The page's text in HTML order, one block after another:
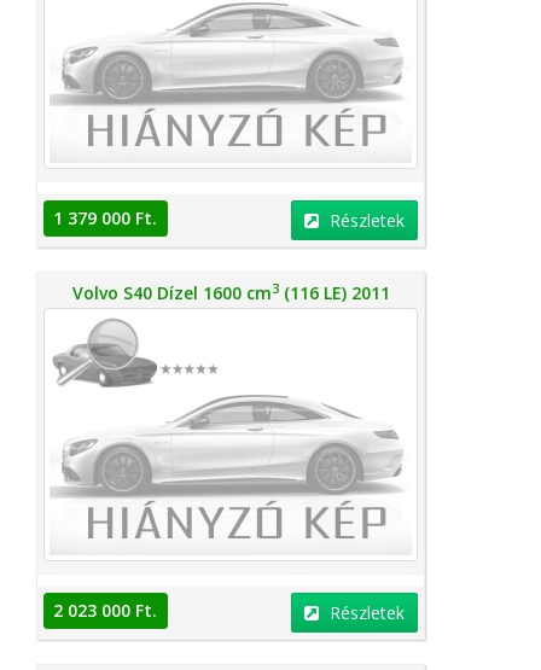
1 379 000 Ft. Részletek
Volvo S40 Dízel 1600 cm3(116 LE) 2011
2 023 000 Ft. Részletek